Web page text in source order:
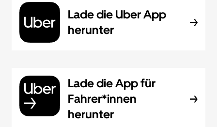
Lade die Uber App
herunter
Lade die App für
Fahrer*innen
herunter